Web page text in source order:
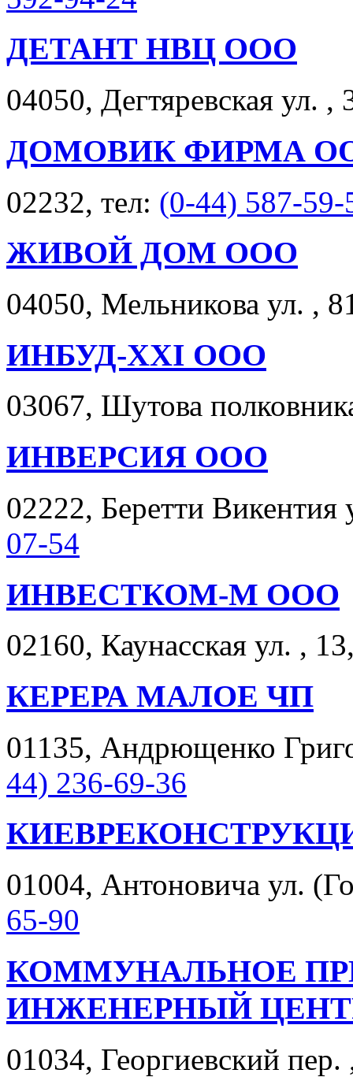
ДЕТАНТ НВЦ ООО
04050, Дегтяревская ул. ,
ДОМОВИК ФИРМА
02232, тел: (0-44) 587-59-
ЖИВОЙ ДОМ ООО
04050, Мельникова ул. ,
ИНБУД-XXI ООО
03067, Шутова
ИНВЕРСИЯ ООО
02222, Беретти Викентия
07-54
ИНВЕСТКОМ-М ООО
02160, Каунасская ул. ,
КЕРЕРА МАЛОЕ ЧП
01135, Андрющенко
44) 236-69-36
01004, Антоновича ул.
65-90
КОММУНАЛЬНОЕ
ИНЖЕНЕРНЫЙ
01034, Георгиевский